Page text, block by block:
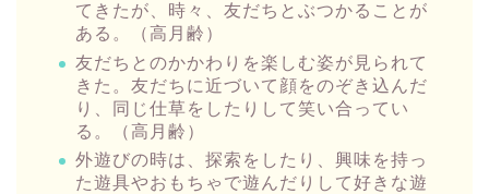
てきたが、時々、友だちとぶつかることが
ある。（高月齢）
友だちとのかかわりを楽しむ姿が見られて
きた。友だちに近づいて顔をのぞき込んだ
り、同じ仕草をしたりして笑い合ってい
る。（高月齢）
外遊びの時は、探索をしたり、興味を持っ
た遊具やおもちゃで遊んだりして好きな遊